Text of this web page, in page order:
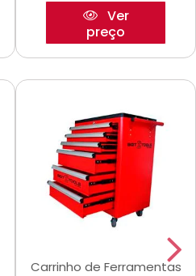
Ver
preço
Carrinho de Ferramentas